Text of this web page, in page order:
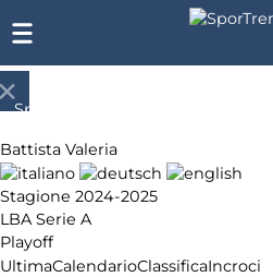
Battista Valeria
Stagione 2024-2025
LBA Serie A
Playoff
UltimaCalendarioClassificaIncroci
SporTrentino.it
siamo
Affiliazione
Pubblicità